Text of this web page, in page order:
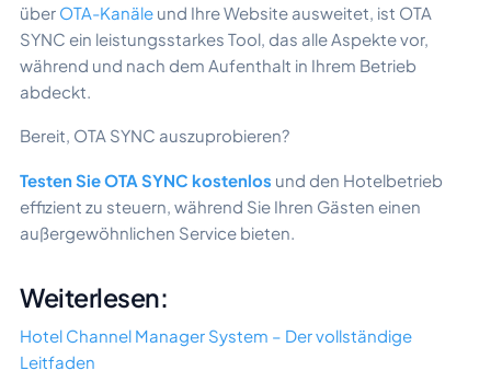
über OTA-Kanäle und Ihre Website ausweitet, ist OTA
SYNC ein leistungsstarkes Tool, das alle Aspekte vor,
während und nach dem Aufenthalt in Ihrem Betrieb
abdeckt.
Bereit, OTA SYNC auszuprobieren?
Testen Sie OTA SYNC kostenlos und den Hotelbetrieb
effizient zu steuern, während Sie Ihren Gästen einen
außergewöhnlichen Service bieten.
Weiterlesen:
Hotel Channel Manager System – Der vollständige
Leitfaden